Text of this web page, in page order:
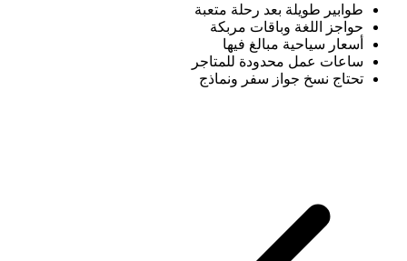
طوابير طويلة بعد رحلة متعبة
حواجز اللغة وباقات مربكة
أسعار سياحية مبالغ فيها
ساعات عمل محدودة للمتاجر
تحتاج نسخ جواز سفر ونماذج